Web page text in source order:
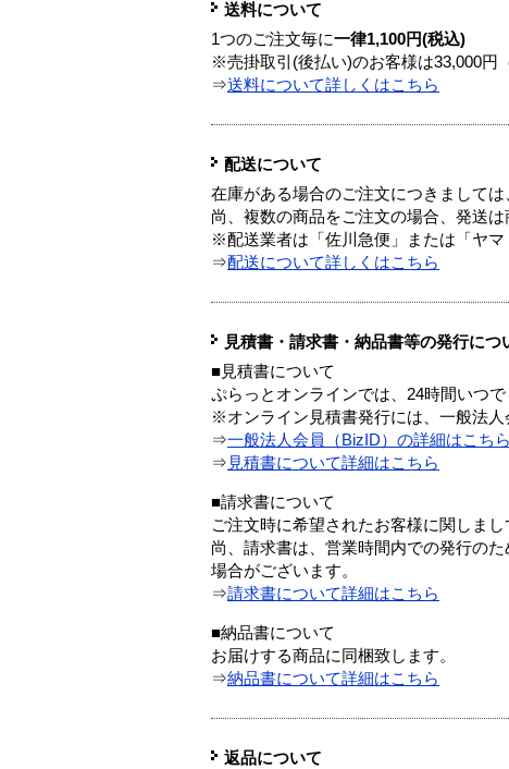
送料について
1つのご注文毎に一律1,100円(税込)
※売掛取引(後払い)のお客様は33,000円
⇒送料について詳しくはこちら
配送について
在庫がある場合のご注文につきまして
尚、複数の商品をご注文の場合、発送
※配送業者は「佐川急便」または「ヤ
⇒配送について詳しくはこちら
見積書・請求書・納品書等の発行につ
■見積書について
ぷらっとオンラインでは、24時間いつ
※オンライン見積書発行には、一般法人
⇒一般法人会員（BizID）の詳細はこちら
⇒ 見積書について詳細はこちら
■請求書について
ご注文時に希望されたお客様に関しま
尚、請求書は、営業時間内での発行の
場合がございます。
⇒請求書について詳細はこちら
■納品書について
お届けする商品に同梱致します。
⇒納品書について詳細はこちら
返品について